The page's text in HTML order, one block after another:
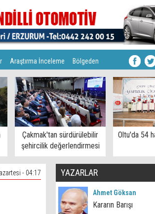
Araştırma İnceleme Bölgeden
Çakmak'tan sürdürülebilir
şehircilik değerlendirmesi
Oltu'da 54
- 04:17 YAZARLAR
Ahmet Göksan
Kararın Barışı